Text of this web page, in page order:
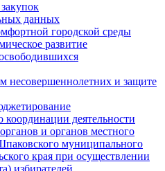
данных
городской среды
развитие
несовершеннолетних и защите
координации деятельности
и органов местного
муниципального
края при осуществлении